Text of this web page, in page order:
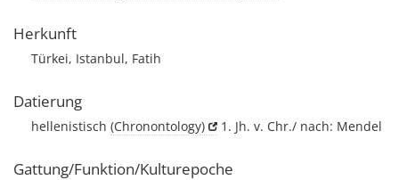
Herkunft
Türkei, Istanbul, Fatih
Datierung
hellenistisch (Chronontology) 1. Jh. v. Chr./ nach: Mendel
Gattung/Funktion/Kulturepoche